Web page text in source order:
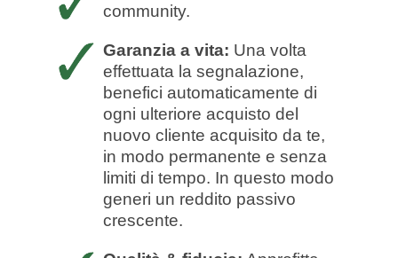
community.
Garanzia a vita: Una volta
effettuata la segnalazione,
benefici automaticamente di
ogni ulteriore acquisto del
nuovo cliente acquisito da te,
in modo permanente e senza
limiti di tempo. In questo modo
generi un reddito passivo
crescente.